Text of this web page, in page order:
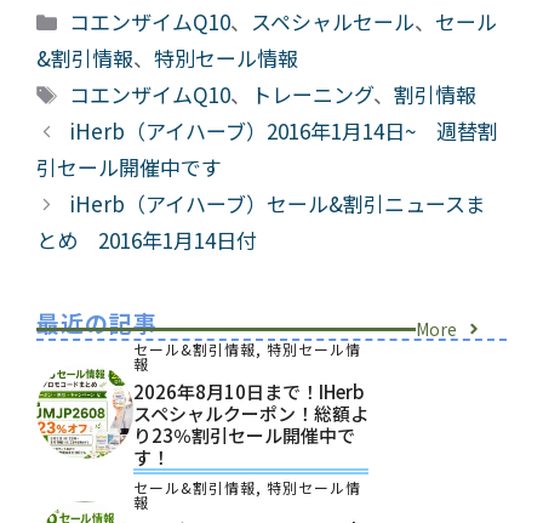
カ
テ
ゴ
リ
ー
コエンザイムQ10、 スペシャルセール、 セール
&割引情報、 特別セール情報
タ
グ
コエンザイムQ10、 トレーニング、割引情報
iHerb（アイハーブ）2016年1月14日~ 週替割
引セール開催中です
iHerb（アイハーブ）セール&割引ニュースま
とめ 2016年1月14日付
最近の記事 More
セール&割引情報, 特別セール情
報
2026年8月10日まで！iHerb
スペシャルクーポン！総額よ
り23％割引セール開催中で
す！
セール&割引情報, 特別セール情
報